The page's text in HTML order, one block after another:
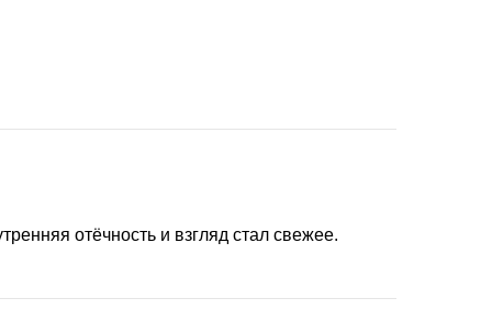
отёчность и взгляд стал свежее.